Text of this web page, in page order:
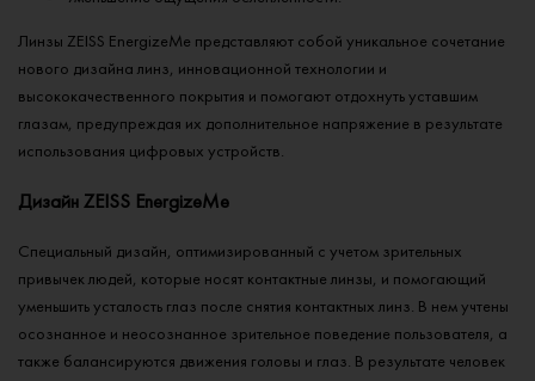
Линзы ZEISS EnergizeMe представляют собой уникальное сочетание
нового дизайна линз, инновационной технологии и
высококачественного покрытия и помогают отдохнуть уставшим
глазам, предупреждая их дополнительное напряжение в результате
использования цифровых устройств.
Дизайн ZEISS EnergizeMe
Специальный дизайн, оптимизированный с учетом зрительных
привычек людей, которые носят контактные линзы, и помогающий
уменьшить усталость глаз после снятия контактных линз. В нем учтены
осознанное и неосознанное зрительное поведение пользователя, а
также балансируются движения головы и глаз. В результате человек